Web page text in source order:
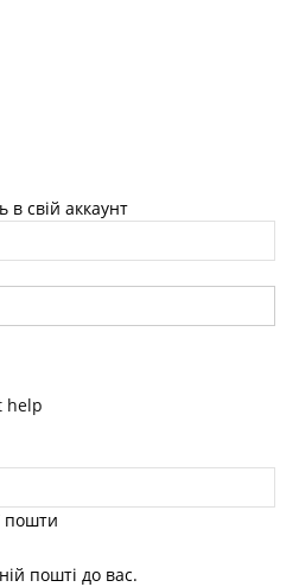
в свій аккаунт
help
пошти
пошті до вас.